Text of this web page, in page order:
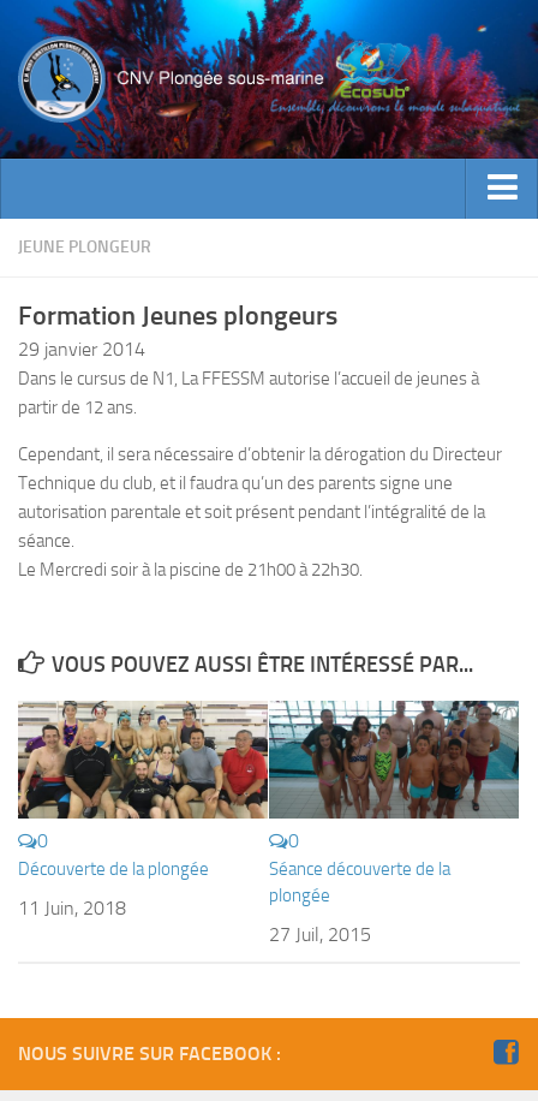
ACTUALITES
INFOS CNV
Bienvenue
Contacts
Documents utiles
Encadrement
Plouf
Formations
Plongeur N1
Plongeur N2
Plongeur N3
Responsables
Fosse
JEUNE PLONGEUR
Formation Jeunes plongeurs
29 janvier 2014
Dans le cursus de N1, La FFESSM autorise l’accueil de jeunes à
partir de 12 ans.
Cependant, il sera nécessaire d’obtenir la dérogation du Directeur
Technique du club, et il faudra qu’un des parents signe une
autorisation parentale et soit présent pendant l’intégralité de la
séance.
Le Mercredi soir à la piscine de 21h00 à 22h30.
VOUS POUVEZ AUSSI ÊTRE INTÉRESSÉ PAR...
0
Découverte de la plongée
11 Juin, 2018
0
Séance découverte de la
plongée
27 Juil, 2015
NOUS SUIVRE SUR FACEBOOK :